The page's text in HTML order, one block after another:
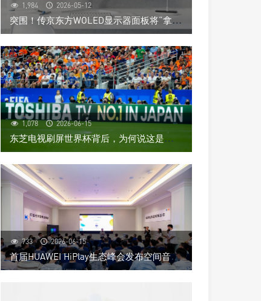
1,984 2026-05-12
突
围！传京东方WOLED显示器面板将“拿下”首位客户，其还是个全球第一
1,078 2026-06-15
东
芝电视刷屏世界杯背后，为何说这是一场“高端阳谋”？
733 2026-06-15
首
届HUAWEI HiPlay生态峰会发布空间音频技术，开启全场景沉浸音频新时代